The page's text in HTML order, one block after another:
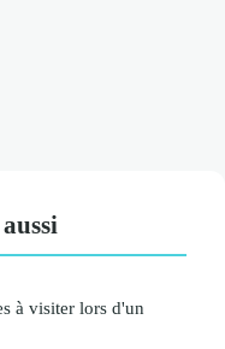
à visiter lors d'un